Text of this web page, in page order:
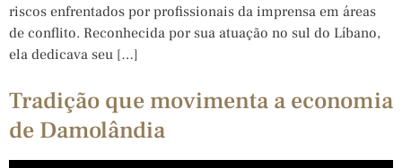
riscos enfrentados por profissionais da imprensa em áreas
de conflito. Reconhecida por sua atuação no sul do Líbano,
ela dedicava seu […]
Tradição que movimenta a economia
de Damolândia